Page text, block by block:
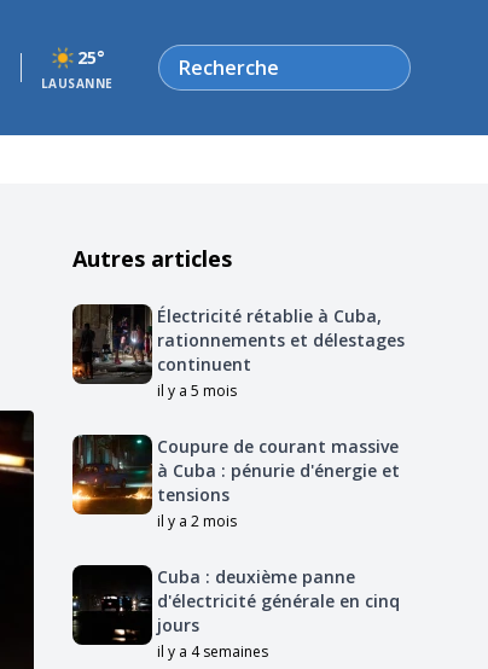
25°
LAUSANNE
Rechercher
Autres articles
Électricité rétablie à Cuba,
rationnements et délestages
continuent
il y a 5 mois
Coupure de courant massive
à Cuba : pénurie d'énergie et
tensions
il y a 2 mois
Cuba : deuxième panne
d'électricité générale en cinq
jours
il y a 4 semaines